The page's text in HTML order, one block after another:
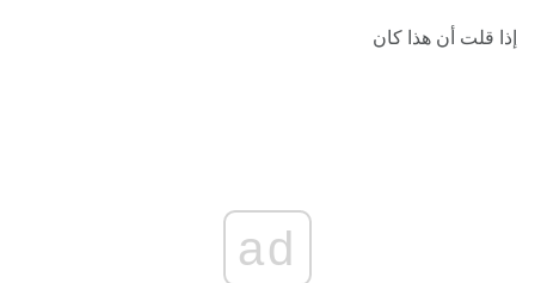
إذا قلت أن هذا كان
ad